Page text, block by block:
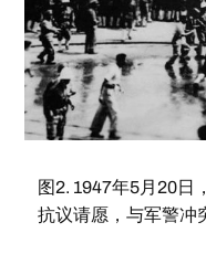
图2. 1947年5月20日
抗议请愿，与军警冲